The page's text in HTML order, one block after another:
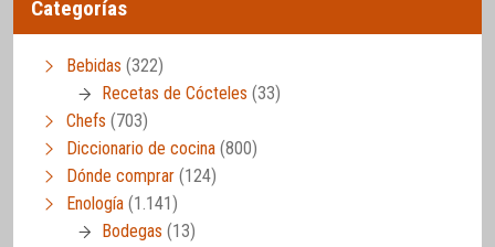
Categorías
Bebidas (322)
Recetas de Cócteles (33)
Chefs (703)
Diccionario de cocina (800)
Dónde comprar (124)
Enología (1.141)
Bodegas (13)